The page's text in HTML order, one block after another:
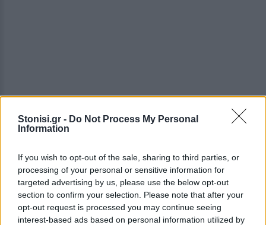
Stonisi.gr - Do Not Process My Personal
Information
If you wish to opt-out of the sale, sharing to third parties, or
processing of your personal or sensitive information for
targeted advertising by us, please use the below opt-out
section to confirm your selection. Please note that after your
opt-out request is processed you may continue seeing
interest-based ads based on personal information utilized by